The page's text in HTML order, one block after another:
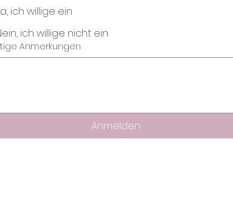
ich willige ein
ich willige nicht ein
Anmerkungen
Anmelden